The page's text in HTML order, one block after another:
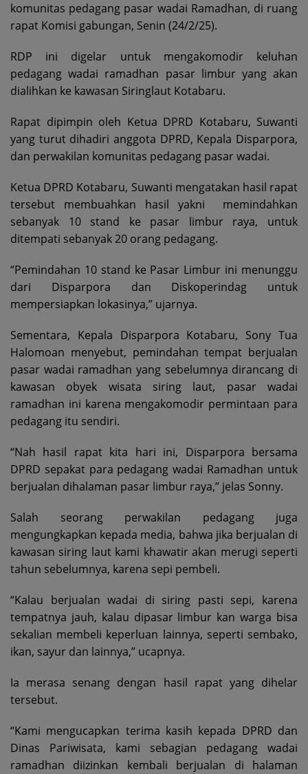
komunitas pedagang pasar wadai Ramadhan, di ruang
rapat Komisi gabungan, Senin (24/2/25).
RDP ini digelar untuk mengakomodir keluhan
pedagang wadai ramadhan pasar limbur yang akan
dialihkan ke kawasan Siringlaut Kotabaru.
Rapat dipimpin oleh Ketua DPRD Kotabaru, Suwanti
yang turut dihadiri anggota DPRD, Kepala Disparpora,
dan perwakilan komunitas pedagang pasar wadai.
Ketua DPRD Kotabaru, Suwanti mengatakan hasil rapat
tersebut membuahkan hasil yakni memindahkan
sebanyak 10 stand ke pasar limbur raya, untuk
ditempati sebanyak 20 orang pedagang.
“Pemindahan 10 stand ke Pasar Limbur ini menunggu
dari Disparpora dan Diskoperindag untuk
mempersiapkan lokasinya,” ujarnya.
Sementara, Kepala Disparpora Kotabaru, Sony Tua
Halomoan menyebut, pemindahan tempat berjualan
pasar wadai ramadhan yang sebelumnya dirancang di
kawasan obyek wisata siring laut, pasar wadai
ramadhan ini karena mengakomodir permintaan para
pedagang itu sendiri.
“Nah hasil rapat kita hari ini, Disparpora bersama
DPRD sepakat para pedagang wadai Ramadhan untuk
berjualan dihalaman pasar limbur raya,” jelas Sonny.
Salah seorang perwakilan pedagang juga
mengungkapkan kepada media, bahwa jika berjualan di
kawasan siring laut kami khawatir akan merugi seperti
tahun sebelumnya, karena sepi pembeli.
“Kalau berjualan wadai di siring pasti sepi, karena
tempatnya jauh, kalau dipasar limbur kan warga bisa
sekalian membeli keperluan lainnya, seperti sembako,
ikan, sayur dan lainnya,” ucapnya.
Ia merasa senang dengan hasil rapat yang dihelar
tersebut.
“Kami mengucapkan terima kasih kepada DPRD dan
Dinas Pariwisata, kami sebagian pedagang wadai
ramadhan diizinkan kembali berjualan di halaman